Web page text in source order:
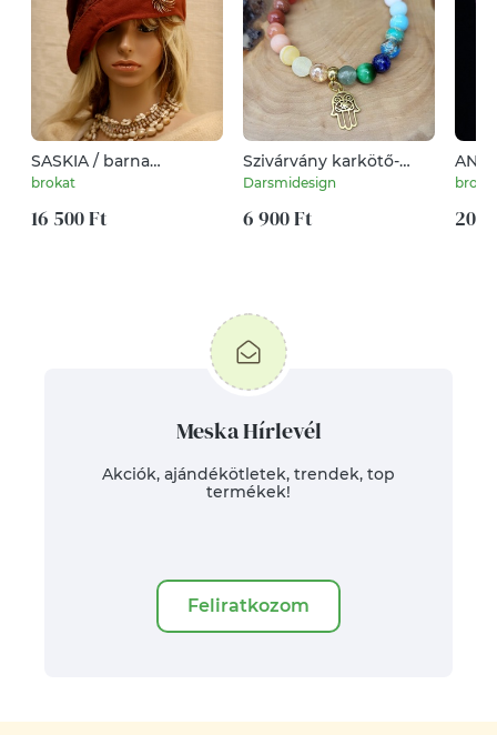
SASKIA / barna
jacquard jersey design-
brokat
16 500 Ft
Szivárvány karkötő-
nemesacél hamsa kéz
Darsmidesign
6 900 Ft 20
Meska Hírlevél
Akciók, ajándékötletek, trendek, top
termékek!
Feliratkozom